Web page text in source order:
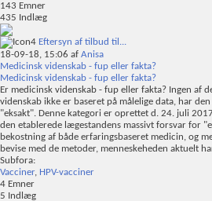
143 Emner
435 Indlæg
Eftersyn af tilbud til...
18-09-18, 15:06 af Anisa
Medicinsk videnskab - fup eller fakta?
Medicinsk videnskab - fup eller fakta?
Er medicinsk videnskab - fup eller fakta? Ingen af
videnskab ikke er baseret på målelige data, har
"eksakt". Denne kategori er oprettet d. 24. juli
den etablerede lægestandens massivt forsvar for
bekostning af både erfaringsbaseret medicin, og
bevise med de metoder, menneskeheden aktuelt
Subfora:
Vacciner, HPV-vacciner
4 Emner
5 Indlæg